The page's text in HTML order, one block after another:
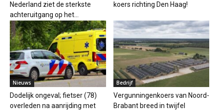
Nederland ziet de sterkste
achteruitgang op het...
koers richting Den Haag!
Nieuws
Dodelijk ongeval; fietser (78)
overleden na aanrijding met
Bedrijf
Vergunningenkoers van Noord-
Brabant breed in twijfel